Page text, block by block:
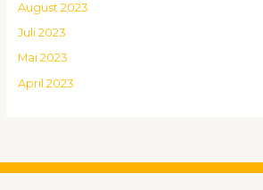
August 2023
Juli 2023
Mai 2023
April 2023